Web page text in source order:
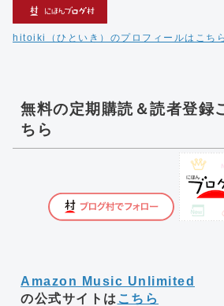
hitoiki（ひといき）のプロフィールはこちら
無料の定期購読＆読者登録
ちら
Amazon Music Unlimited
の公式サイトは こちら